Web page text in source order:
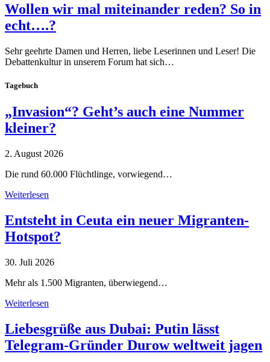
Wollen wir mal miteinander reden? So in
echt….?
Sehr geehrte Damen und Herren, liebe Leserinnen und Leser! Die
Debattenkultur in unserem Forum hat sich…
Tagebuch
„Invasion“? Geht’s auch eine Nummer
kleiner?
2. August 2026
Die rund 60.000 Flüchtlinge, vorwiegend…
Weiterlesen
Entsteht in Ceuta ein neuer Migranten-
Hotspot?
30. Juli 2026
Mehr als 1.500 Migranten, überwiegend…
Weiterlesen
Liebesgrüße aus Dubai: Putin lässt
Telegram-Gründer Durow weltweit jagen